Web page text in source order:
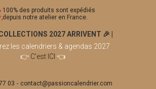
100% des produits sont expédiés
depuis notre atelier en France.
COLLECTIONS 2027 ARRIVENT 🎉
les calendriers & agendas 2027
👉 C'est ICI 👈
03 contact@passioncalendrier.com